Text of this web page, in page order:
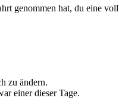
hat, du eine
zu ändern.
einer dieser Tage.